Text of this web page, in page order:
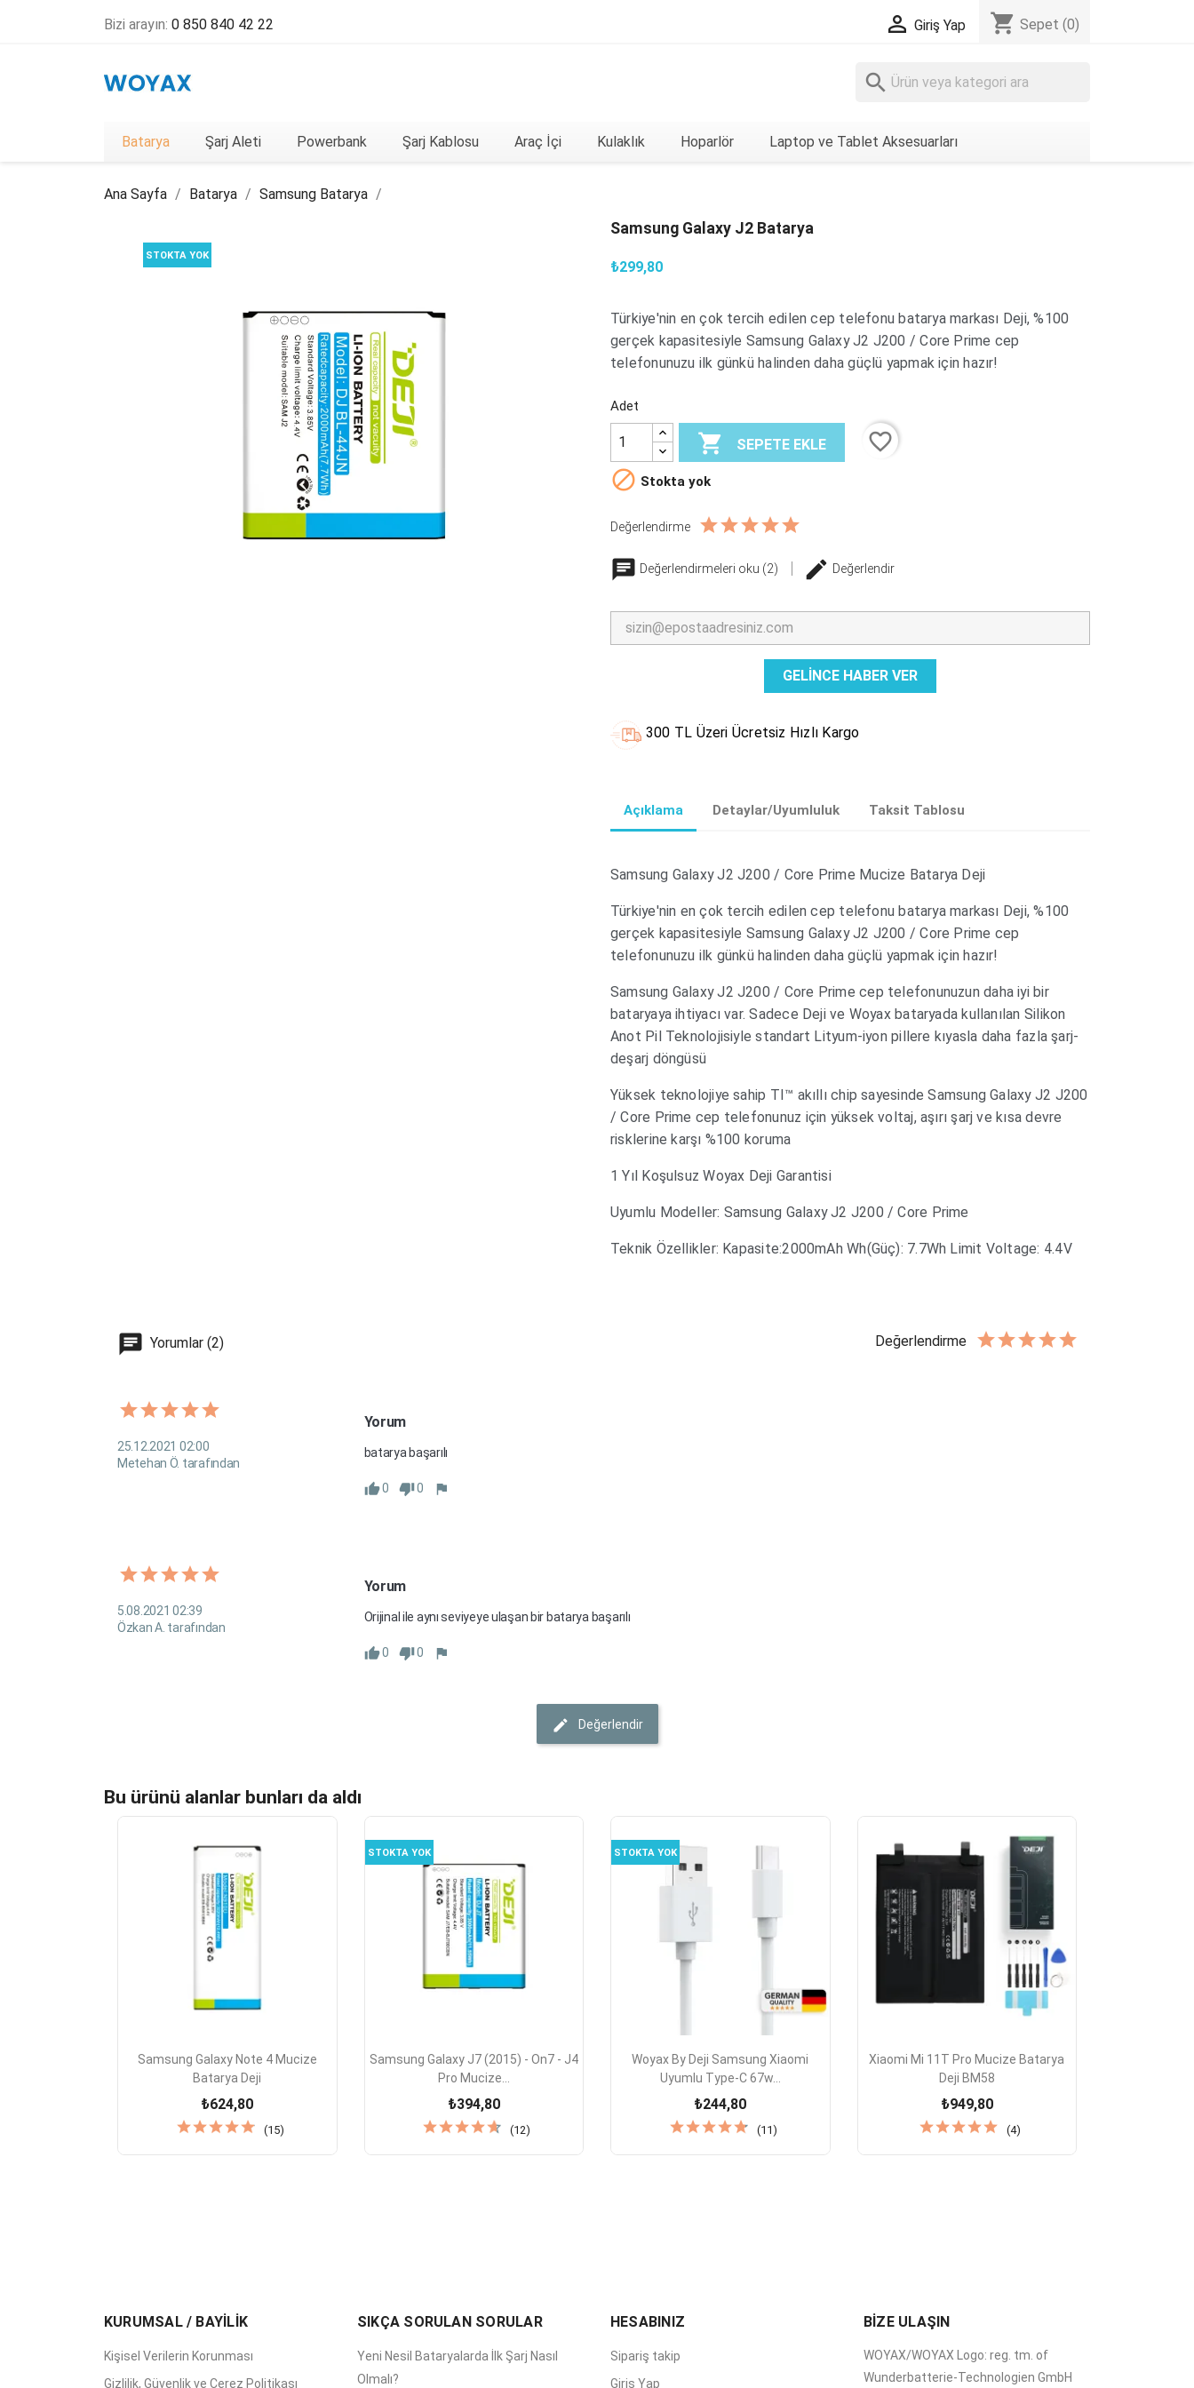
Bizi arayın: 0 850 840 42 22  Giriş Yap shopping_cart Sepet (0)
search
Batarya Şarj Aleti Powerbank Şarj Kablosu Araç İçi Kulaklık Hoparlör Laptop ve Tablet Aksesuarları
Ana Sayfa Batarya Samsung Batarya
STOKTA YOK
Samsung Galaxy J2 Batarya
₺299,80
Türkiye'nin en çok tercih edilen cep telefonu batarya markası Deji, %100
gerçek kapasitesiyle Samsung Galaxy J2 J200 / Core Prime cep
telefonunuzu ilk günkü halinden daha güçlü yapmak için hazır!
Adet
 SEPETE EKLE
favorite_border
 Stokta yok
Değerlendirme
Değerlendirmeleri oku (2) Değerlendir
GELINCE HABER VER
300 TL Üzeri Ücretsiz Hızlı Kargo
Açıklama Detaylar/Uyumluluk Taksit Tablosu
Samsung Galaxy J2 J200 / Core Prime Mucize Batarya Deji
Türkiye'nin en çok tercih edilen cep telefonu batarya markası Deji, %100
gerçek kapasitesiyle Samsung Galaxy J2 J200 / Core Prime cep
telefonunuzu ilk günkü halinden daha güçlü yapmak için hazır!
Samsung Galaxy J2 J200 / Core Prime cep telefonunuzun daha iyi bir
bataryaya ihtiyacı var. Sadece Deji ve Woyax bataryada kullanılan Silikon
Anot Pil Teknolojisiyle standart Lityum-iyon pillere kıyasla daha fazla şarj-
deşarj döngüsü
Yüksek teknolojiye sahip TI™ akıllı chip sayesinde Samsung Galaxy J2 J200
/ Core Prime cep telefonunuz için yüksek voltaj, aşırı şarj ve kısa devre
risklerine karşı %100 koruma
1 Yıl Koşulsuz Woyax Deji Garantisi
Uyumlu Modeller: Samsung Galaxy J2 J200 / Core Prime
Teknik Özellikler: Kapasite:2000mAh Wh(Güç): 7.7Wh Limit Voltage: 4.4V
Yorumlar (2) Değerlendirme
25.12.2021 02:00
Metehan Ö. tarafından
Yorum
batarya başarılı
0 0
5.08.2021 02:39
Özkan A. tarafından
Yorum
Orijinal ile aynı seviyeye ulaşan bir batarya başarılı
0 0
Değerlendir
Bu ürünü alanlar bunları da aldı
Hızlı Görünüm
Samsung Galaxy Note 4 Mucize
Batarya Deji
₺624,80
(15)
Hızlı Görünüm
Samsung Galaxy J7 (2015) - On7 - J4
Pro Mucize...
₺394,80
(12)
STOKTA YOK
Hızlı Görünüm
Woyax By Deji Samsung Xiaomi
Uyumlu Type-C 67w...
₺244,80
(11)
STOKTA YOK
Hızlı Görünüm
Xiaomi Mi 11T Pro Mucize Batarya
Deji BM58
₺949,80
(4)
KURUMSAL / BAYİLİK
Kişisel Verilerin Korunması
Gizlilik, Güvenlik ve Çerez Politikası
SIKÇA SORULAN SORULAR
Yeni Nesil Bataryalarda İlk Şarj Nasıl
Olmalı?
HESABINIZ
Sipariş takip
Giriş Yap
BİZE ULAŞIN
WOYAX/WOYAX Logo: reg. tm. of
Wunderbatterie-Technologien GmbH